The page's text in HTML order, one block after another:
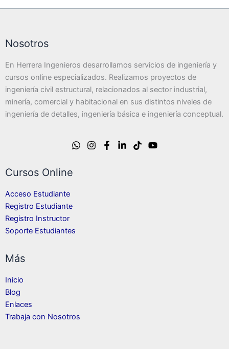
Nosotros
En Herrera Ingenieros desarrollamos servicios de ingeniería y
cursos online especializados. Realizamos proyectos de
ingeniería civil estructural, relacionados al sector industrial,
minería, comercial y habitacional en sus distintos niveles de
ingeniería de detalles, ingeniería básica e ingeniería conceptual.
Cursos Online
Acceso Estudiante
Registro Estudiante
Registro Instructor
Soporte Estudiantes
Más
Inicio
Blog
Enlaces
Trabaja con Nosotros